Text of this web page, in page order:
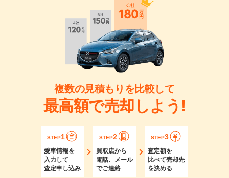
複数の見積もりを比較して
最高額で売却しよう!
STEP1
愛車情報を
入力して
査定申し込み
STEP2
買取店から
電話、メール
でご連絡
STEP3
査定額を
比べて売却先
を決める